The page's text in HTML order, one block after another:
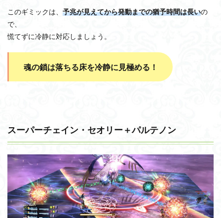
このギミックは、 予兆が見えてから発動までの猶予時間は長いの
で、
慌てずに冷静に対応しましょう。
魂の鎖は落ちる床を冷静に見極める！
スーパーチェイン・セオリー＋パルテノン